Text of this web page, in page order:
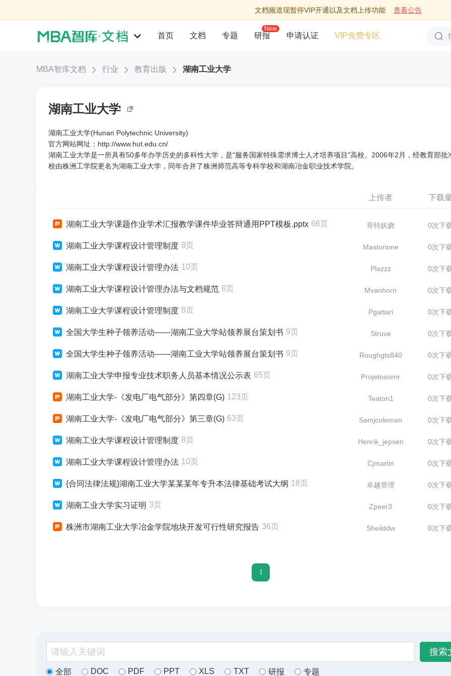
文档频道现暂停VIP开通以及文档上传功能 查看公告
首页 文档 专题 研报
New
申请认证 VIP免费专区
MBA智库文档 行业 教育出版 湖南工业大学
湖南工业大学
湖南工业大学(Hunan Polytechnic University)
官方网站网址：http://www.hut.edu.cn/
湖南工业大学是一所具有50多年办学历史的多科性大学，是"服务国家特殊需求博士人才培养项目"高校。2006年2月，经教育部批
校由株洲工学院更名为湖南工业大学，同年合并了株洲师范高等专科学校和湖南冶金职业技术学院。
上传者 下载
湖南工业大学课题作业学术汇报教学课件毕业答辩通用PPT模板.pptx 66页 哥特妖娆 0次下
湖南工业大学课程设计管理制度 8页 Mastorione 0次下
湖南工业大学课程设计管理办法 10页 Plazzz 0次下
湖南工业大学课程设计管理办法与文档规范 8页 Mvanhorn 0次下
湖南工业大学课程设计管理制度 8页 Pgattari 0次下
全国大学生种子领养活动——湖南工业大学站领养展台策划书 9页 Struve 0次下
全国大学生种子领养活动——湖南工业大学站领养展台策划书 9页 Roughgts840 0次下
湖南工业大学申报专业技术职务人员基本情况公示表 65页 Projetosorrir 0次下
湖南工业大学-《发电厂电气部分》第四章(G) 123页 Teaton1 0次下
湖南工业大学-《发电厂电气部分》第三章(G) 63页 Samjcoleman 0次下
湖南工业大学课程设计管理制度 8页 Henrik_jepsen 0次下
湖南工业大学课程设计管理办法 10页 Cjmartin 0次下
{合同法律法规}湖南工业大学某某某年专升本法律基础考试大纲 18页 卓越管理 0次下
湖南工业大学实习证明 3页 Zpeer3 0次下
株洲市湖南工业大学冶金学院地块开发可行性研究报告 36页 Sheilddw 0次下
1
全部 DOC PDF PPT XLS TXT 研报 专题